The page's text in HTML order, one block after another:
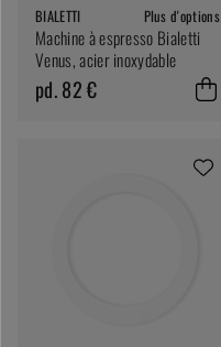
BIALETTI Plus d'options
Machine à espresso Bialetti
Venus, acier inoxydable
pd. 82 €